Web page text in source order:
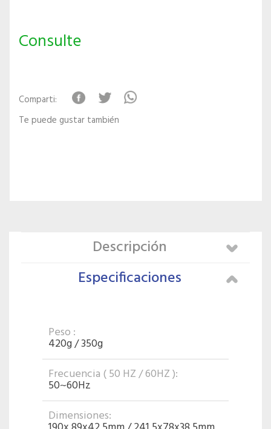
Consulte
Comparti:
Te puede gustar también
Descripción
Especificaciones
Peso :
420g / 350g
Frecuencia ( 50 HZ / 60HZ ):
50~60Hz
Dimensiones: